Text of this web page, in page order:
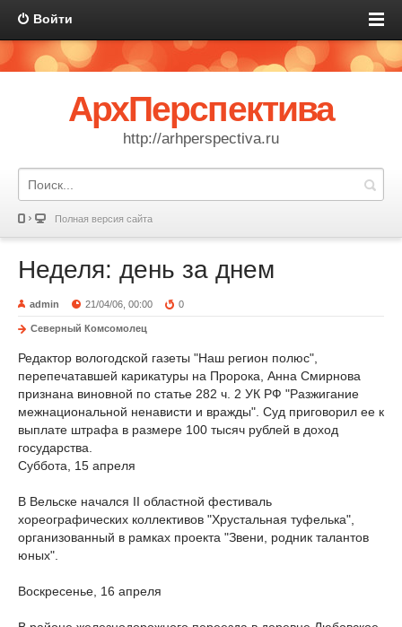
Войти
АрхПерспектива
http://arhperspectiva.ru
Полная версия сайта
Неделя: день за днем
admin 21/04/06, 00:00 0
Северный Комсомолец
Редактор вологодской газеты "Наш регион полюс",
перепечатавшей карикатуры на Пророка, Анна Смирнова
признана виновной по статье 282 ч. 2 УК РФ "Разжигание
межнациональной ненависти и вражды". Суд приговорил ее к
выплате штрафа в размере 100 тысяч рублей в доход
государства.
Суббота, 15 апреля
В Вельске начался II областной фестиваль
хореографических коллективов "Хрустальная туфелька",
организованный в рамках проекта "Звени, родник талантов
юных".
Воскресенье, 16 апреля